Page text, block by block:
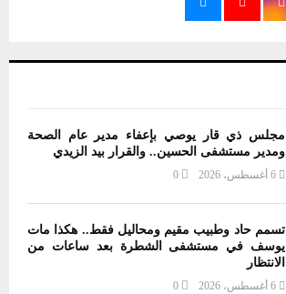
مجلس ذي قار يوصي بإعفاء مدير عام الصحة
ومدير مستشفى الحسين.. والقرار بيد الزيدي
6 أغسطس، 2026 0
تسمم حاد وطبيب مقيم ومحاليل فقط.. هكذا مات
يوسف في مستشفى الشطرة بعد ساعات من
الانتظار
6 أغسطس، 2026 0